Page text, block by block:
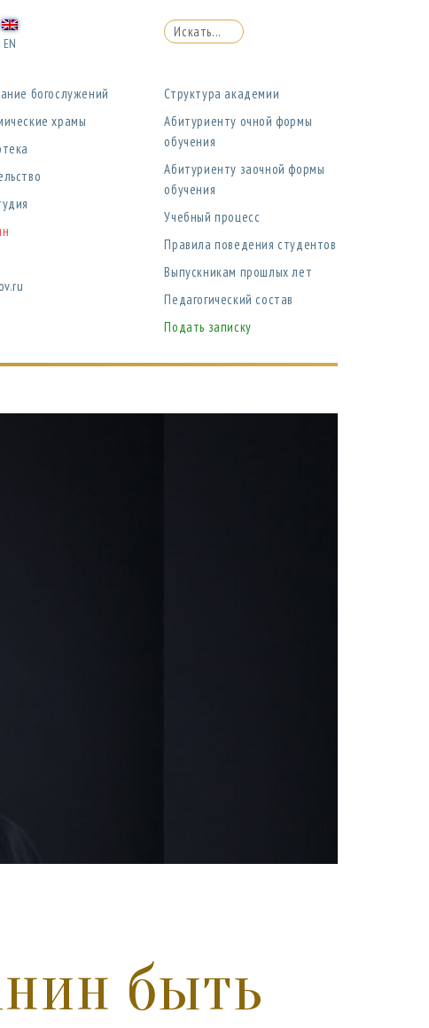
EN
богослужений
храмы
Структура академии
Абитуриенту очной формы
обучения
Абитуриенту заочной формы
обучения
Учебный процесс
Правила поведения студентов
Выпускникам прошлых лет
Педагогический состав
Подать записку
быть